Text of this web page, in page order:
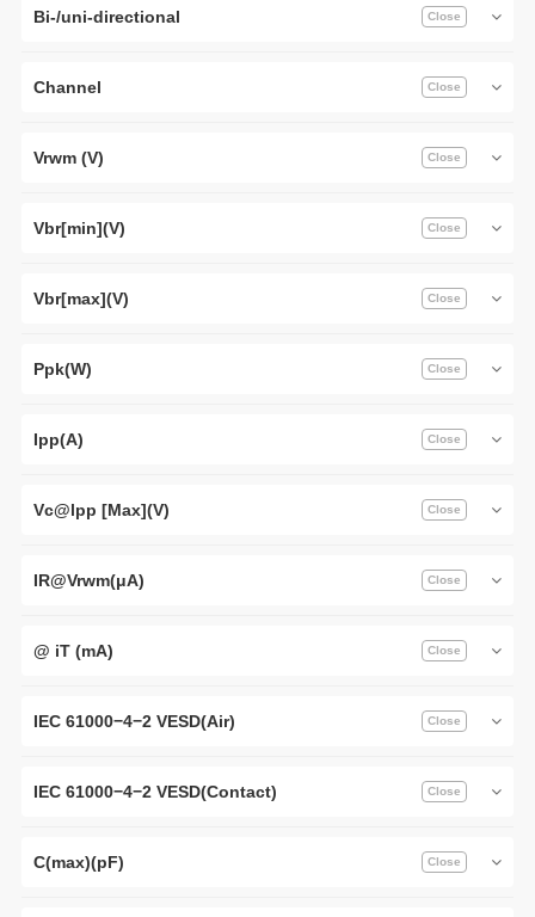
Bi-/uni-directional
Channel
Vrwm (V)
Vbr[min](V)
Vbr[max](V)
Ppk(W)
Ipp(A)
Vc@lpp [Max](V)
IR@Vrwm(μA)
@ iT (mA)
IEC 61000−4−2 VESD(Air)
IEC 61000−4−2 VESD(Contact)
C(max)(pF)